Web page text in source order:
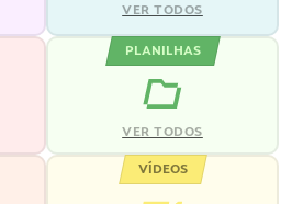
VER TODOS
PLANILHAS
VER TODOS
VÍDEOS